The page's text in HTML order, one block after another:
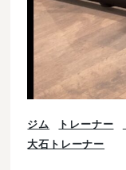
ジム トレーナー
大石トレーナー